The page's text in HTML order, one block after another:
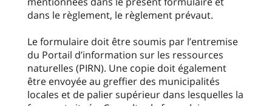
dans le règlement, le règlement prévaut.
Le formulaire doit être soumis par l’entremise
du Portail d’information sur les ressources
naturelles (PIRN). Une copie doit également
être envoyée au greffier des municipalités
locales et de palier supérieur dans lesquelles la